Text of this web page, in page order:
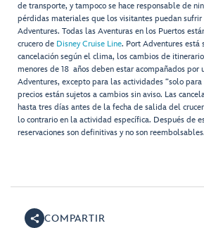
de transporte, y tampoco se hace responsable de
pérdidas materiales que los visitantes puedan sufrir
Adventures. Todas las Aventuras en los Puertos
crucero de Disney Cruise Line. Port Adventures
cancelación según el clima, los cambios de
menores de 18 años deben estar acompañados por
Adventures, excepto para las actividades “solo para
precios están sujetos a cambios sin aviso. Las
hasta tres días antes de la fecha de salida del
lo contrario en la actividad específica. Después de
reservaciones son definitivas y no son reembolsables.
COMPARTIR